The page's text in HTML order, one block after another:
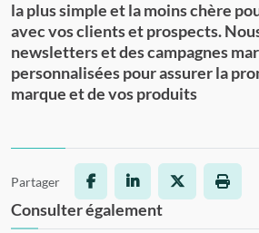
la plus simple et la moins chère
avec vos clients et prospects.
newsletters et des campagnes
personnalisées pour assurer la
marque et de vos produits
Partager FacebookLinkedIn
X
Consulter également